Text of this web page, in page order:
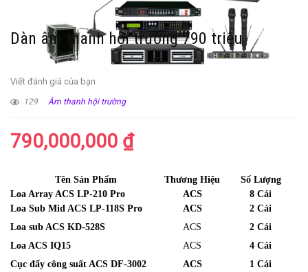
Dàn âm thanh hội trường 790 triệu
Viết đánh giá của bạn
129 Âm thanh hội trường
790,000,000 ₫
Tên Sản Phẩm Thương Hiệu
Số Lượng
Loa Array ACS LP-210 Pro
ACS
8 Cái
Loa Sub Mid ACS LP-118S Pro
ACS
2 Cái
Loa sub ACS KD-528S
ACS
2 Cái
Loa ACS IQ15
ACS
4 Cái
Cục đẩy công suất ACS DF-3002
ACS
1 Cái